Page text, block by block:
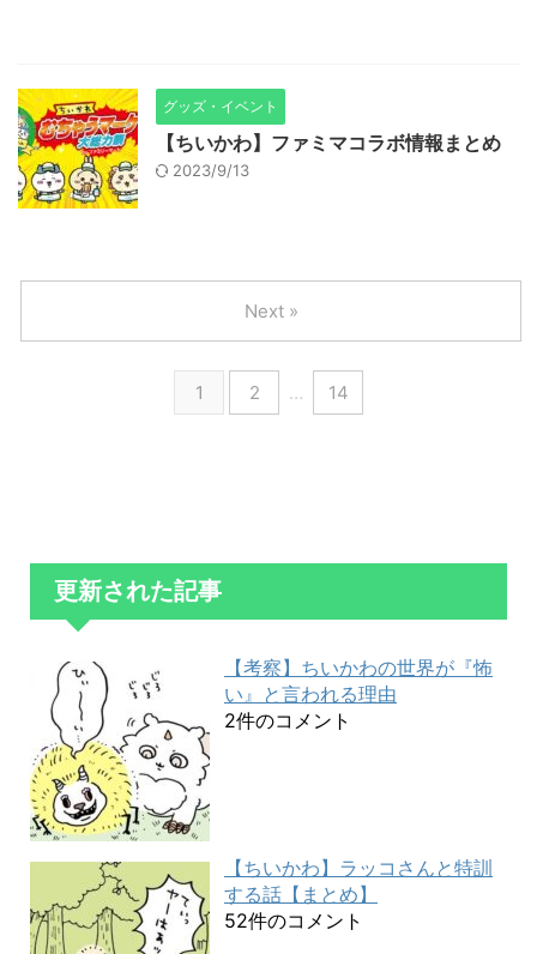
グッズ・イベント
【ちいかわ】ファミマコラボ情報まとめ
2023/9/13
1 2 … 14
Next »
更新された記事
【考察】ちいかわの世界が『怖
い』と言われる理由
2件のコメント
【ちいかわ】ラッコさんと特訓
する話【まとめ】
52件のコメント